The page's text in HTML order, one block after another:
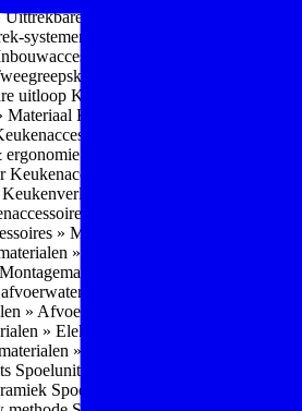
ladesystemen
systemen
» Onderhoud
uitloop Keukenkranen » Gefilterd water
Materiaal Keukenkranen » Pvd Techniek
» Keukenmeubilair
Keukenaccessoires » Keukenverlichting
Keukenverlichting » Leddriver
» Losse keukenapparaten
» Montagematerialen
» Flexibele (ronde) afvoerslangen
Montagematerialen » Aansluitmaterialen
sifons
Montagematerialen »
» Afvoerpluggen t.b.v. spoelunits
» Elektra aansluitmateriaal
» Combiregelaar
Spoelunits » Types/soorten Spoelunits »
Spoelunits » Tegelbakken